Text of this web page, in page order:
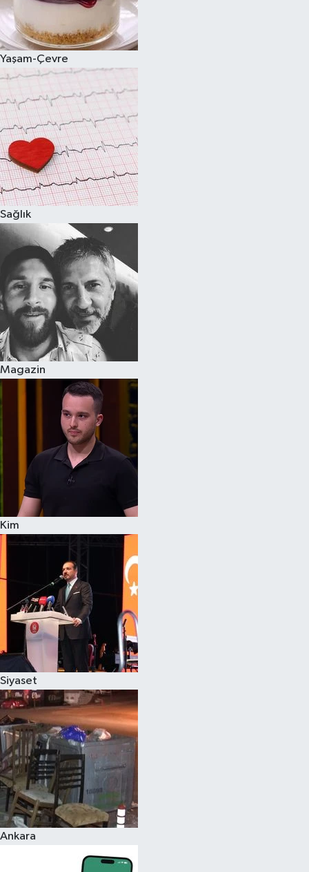
Yaşam-Çevre
Sağlık
Magazin
Kim
Siyaset
Ankara
Burç Yorumları
Çocuk
Eğitim
Hava Durumu
Kadın
Kim kimdir?
Kültür Sanat
Sağlık
Siyaset
Teknoloji
Televizyon
Yaşam-Çevre